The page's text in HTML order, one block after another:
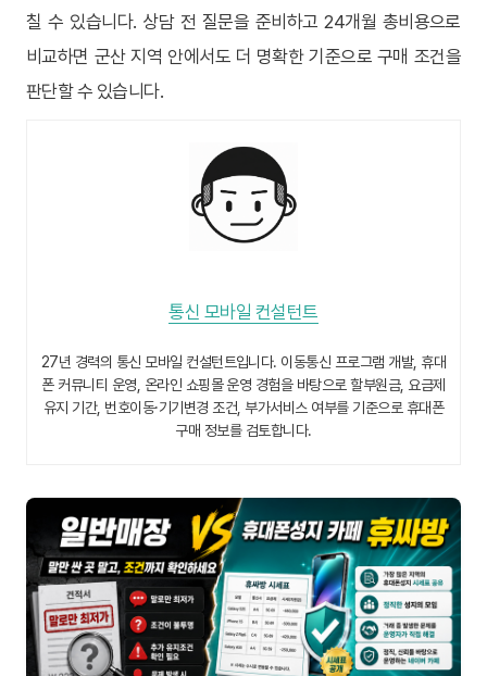
칠 수 있습니다. 상담 전 질문을 준비하고 24개월 총비용으로
비교하면 군산 지역 안에서도 더 명확한 기준으로 구매 조건을
판단할 수 있습니다.
통신 모바일 컨설턴트
27년 경력의 통신 모바일 컨설턴트입니다. 이동통신 프로그램 개발, 휴대
폰 커뮤니티 운영, 온라인 쇼핑몰 운영 경험을 바탕으로 할부원금, 요금제
유지 기간, 번호이동·기기변경 조건, 부가서비스 여부를 기준으로 휴대폰
구매 정보를 검토합니다.